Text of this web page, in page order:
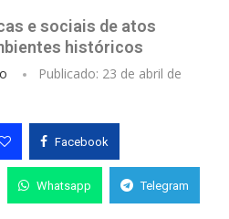
e sociais de atos
históricos
Publicado: 23 de abril de
Facebook
Whatsapp Telegram